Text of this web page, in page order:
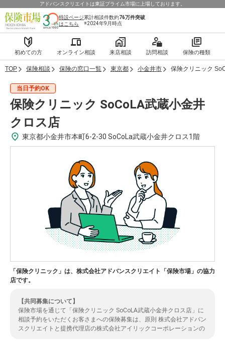
アドバンスクリエイトは東証プライム市場に上場しております。
特設ページ
はこちら
累計相談件数約76万件突破
※2024年9月時点
初めての方 オンライン相談 来店相談 訪問相談 保険の種類
TOP 保険相談 保険の窓口一覧 東京都 小金井市 保険クリニック
当日予約OK
保険クリニック SoCoLA武蔵小金井
クロス店
東京都小金井市本町6-2-30 SoCoLa武蔵小金井クロス1階
「保険クリニック」は、株式会社アドバンスクリエイト「保険市場」の協力
店です。
【共同募集について】
保険市場を通じて「保険クリニック SoCoLA武蔵小金井クロス店」に
相談予約をいただくお客さまへの保険募集は、原則 株式会社アドバン
スクリエイトと提携代理店の株式会社アイリックコーポレーションの